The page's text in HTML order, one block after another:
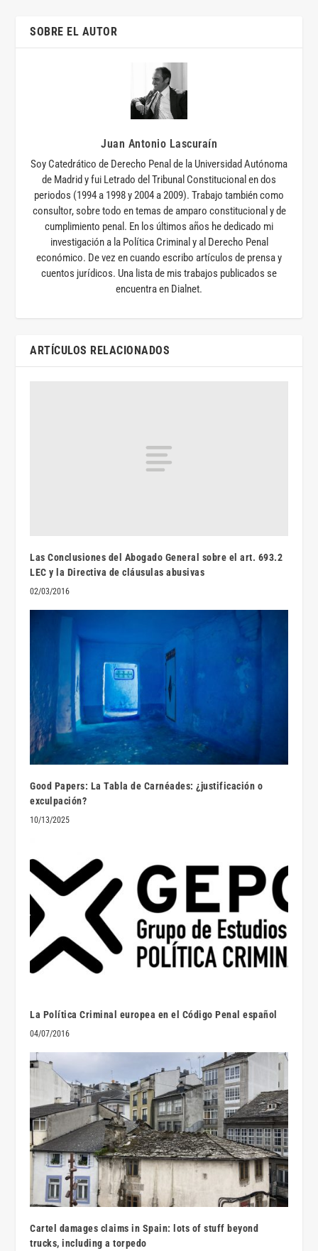
SOBRE EL AUTOR
Juan Antonio Lascuraín
Soy Catedrático de Derecho Penal de la Universidad Autónoma
de Madrid y fui Letrado del Tribunal Constitucional en dos
periodos (1994 a 1998 y 2004 a 2009). Trabajo también como
consultor, sobre todo en temas de amparo constitucional y de
cumplimiento penal. En los últimos años he dedicado mi
investigación a la Política Criminal y al Derecho Penal
económico. De vez en cuando escribo artículos de prensa y
cuentos jurídicos. Una lista de mis trabajos publicados se
encuentra en Dialnet.
ARTÍCULOS RELACIONADOS
Las Conclusiones del Abogado General sobre el art. 693.2
LEC y la Directiva de cláusulas abusivas
02/03/2016
Good Papers: La Tabla de Carnéades: ¿justificación o
exculpación?
10/13/2025
La Política Criminal europea en el Código Penal español
04/07/2016
Cartel damages claims in Spain: lots of stuff beyond
trucks, including a torpedo